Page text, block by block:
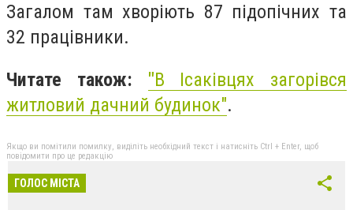
Загалом там хворіють 87 підопічних та
32 працівники.
Читате також: "В Ісаківцях загорівся
житловий дачний будинок".
Якщо ви помітили помилку, виділіть необхідний текст і натисніть Ctrl + Enter, щоб
повідомити про це редакцію
ГОЛОС МІСТА